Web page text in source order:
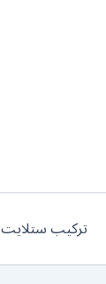
تركيب ستلايت